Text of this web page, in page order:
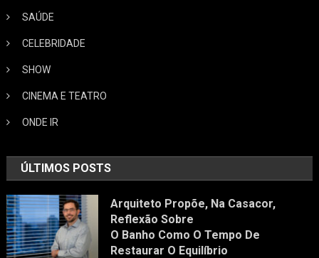
SAÚDE
CELEBRIDADE
SHOW
CINEMA E TEATRO
ONDE IR
ÚLTIMOS POSTS
Arquiteto Propõe, Na Casacor,
Reflexão Sobre
O Banho Como O Tempo De
Restaurar O Equilíbrio